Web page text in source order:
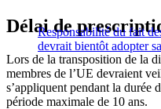
Responsabilité du fait
devrait bientôt adopter
Délai de
Lors de la transposition de la
membres de l’UE devraient
s’appliquent pendant la durée
période maximale de 10 ans.